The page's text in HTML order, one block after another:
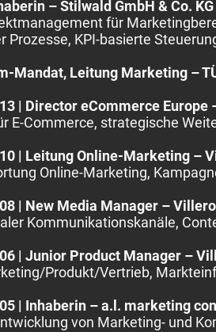
– Stilwald GmbH & Co. KG
für
Prozesse, KPI-basierte
Mandat, Leitung Marketing –
| Director eCommerce Europe
E-Commerce, strategische
| Leitung Online-Marketing –
Online-Marketing,
| New Media Manager –
Kommunikationskanäle,
| Junior Product Manager –
Produkt/Vertrieb,
| Inhaberin – a.l. marketing
von Marketing- und